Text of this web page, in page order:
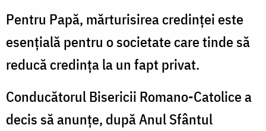
Pentru Papă, mărturisirea credinţei este
esenţială pentru o societate care tinde să
reducă credinţa la un fapt privat.
Conducătorul Bisericii Romano-Catolice a
decis să anunţe, după Anul Sfântul